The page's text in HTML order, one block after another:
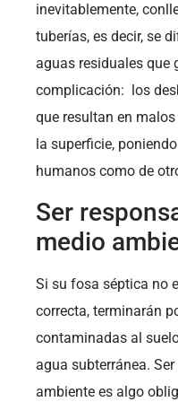
inevitablemente,
tuberías, es decir, se
aguas residuales que
complicación: los
que resultan en
la superficie,
humanos como de
Ser
medio
Si su fosa séptica no
correcta, terminarán
contaminadas al
agua subterránea.
ambiente es algo